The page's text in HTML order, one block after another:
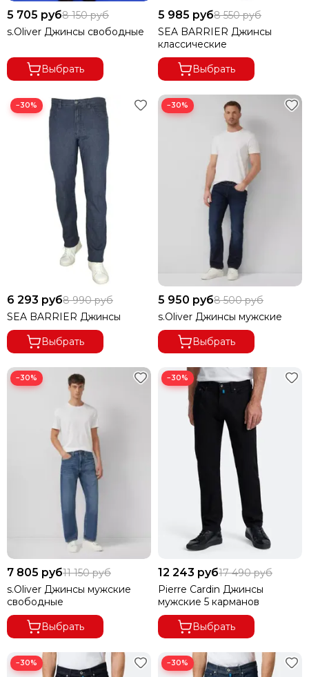
5 705 руб8 150 руб
s.Oliver Джинсы свободные
Выбрать
5 985 руб8 550 руб
SEA BARRIER Джинсы
классические
Выбрать
−30%
6 293 руб8 990 руб
SEA BARRIER Джинсы
Выбрать
−30%
5 950 руб8 500 руб
s.Oliver Джинсы мужские
Выбрать
−30%
7 805 руб11 150 руб
s.Oliver Джинсы мужские
свободные
Выбрать
−30%
12 243 руб17 490 руб
Pierre Cardin Джинсы
мужские 5 карманов
Выбрать
−30% −30%